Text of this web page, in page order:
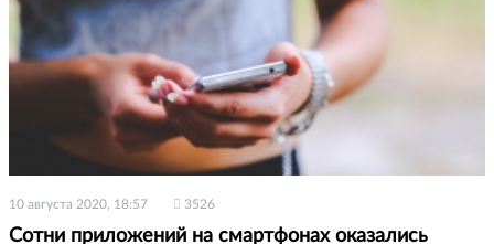
10 августа 2020, 18:57 3526
Сотни приложений на смартфонах оказались